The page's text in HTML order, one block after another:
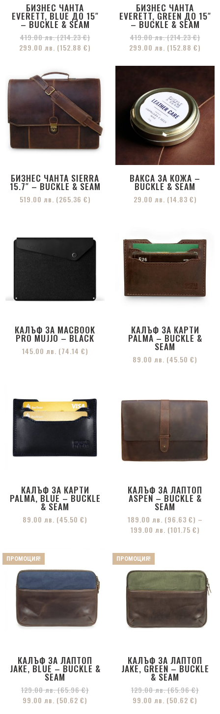
БИЗНЕС ЧАНТА
EVERETT, BLUE ДО 15″
– BUCKLE & SEAM
419.00лв.(214.23 €)
299.00 лв. (152.88 €)
БИЗНЕС ЧАНТА
EVERETT, GREEN ДО 15″
– BUCKLE & SEAM
419.00лв.(214.23 €)
299.00 лв. (152.88 €)
БИЗНЕС ЧАНТА SIERRA
15.7″ – BUCKLE & SEAM
519.00 лв. (265.36 €)
ВАКСА ЗА КОЖА –
BUCKLE & SEAM
29.00 лв. (14.83 €)
КАЛЪФ ЗА MACBOOK
PRO MUJJO – BLACK
145.00 лв. (74.14 €)
КАЛЪФ ЗА КАРТИ
PALMA – BUCKLE &
SEAM
89.00 лв. (45.50 €)
КАЛЪФ ЗА КАРТИ
PALMA, BLUE – BUCKLE
& SEAM
89.00 лв. (45.50 €)
КАЛЪФ ЗА ЛАПТОП
ASPEN – BUCKLE &
SEAM
189.00 лв. (96.63 €) –
199.00 лв. (101.75 €)
ПРОМОЦИЯ!
КАЛЪФ ЗА ЛАПТОП
JAKE, BLUE – BUCKLE &
SEAM
129.00лв.(65.96 €)
99.00 лв. (50.62 €)
ПРОМОЦИЯ!
КАЛЪФ ЗА ЛАПТОП
JAKE, GREEN – BUCKLE
& SEAM
129.00лв.(65.96 €)
99.00 лв. (50.62 €)